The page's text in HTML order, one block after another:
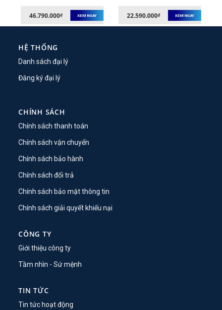
2022
46.790.000₫ XEM NGAY
700C – 2022
22.590.000₫ XEM NGAY
HỆ THỐNG
Danh sách đại lý
Đăng ký đại lý
CHÍNH SÁCH
Chính sách thanh toán
Chính sách vận chuyển
Chính sách bảo hành
Chính sách đổi trả
Chính sách bảo mật thông tin
Chính sách giải quyết khiếu nại
CÔNG TY
Giới thiệu công ty
Tầm nhìn - Sứ mệnh
TIN TỨC
Tin tức hoạt động